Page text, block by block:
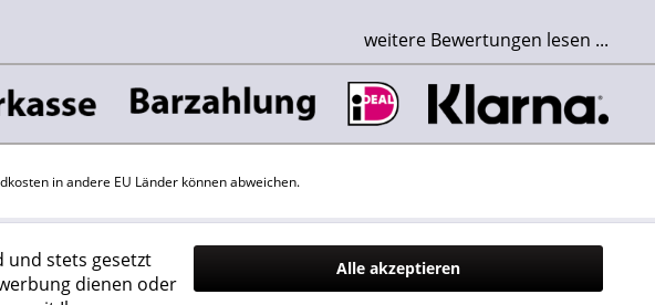
weitere Bewertungen lesen ...
in andere EU Länder können abweichen.
und stets gesetzt
dienen oder
Alle akzeptieren